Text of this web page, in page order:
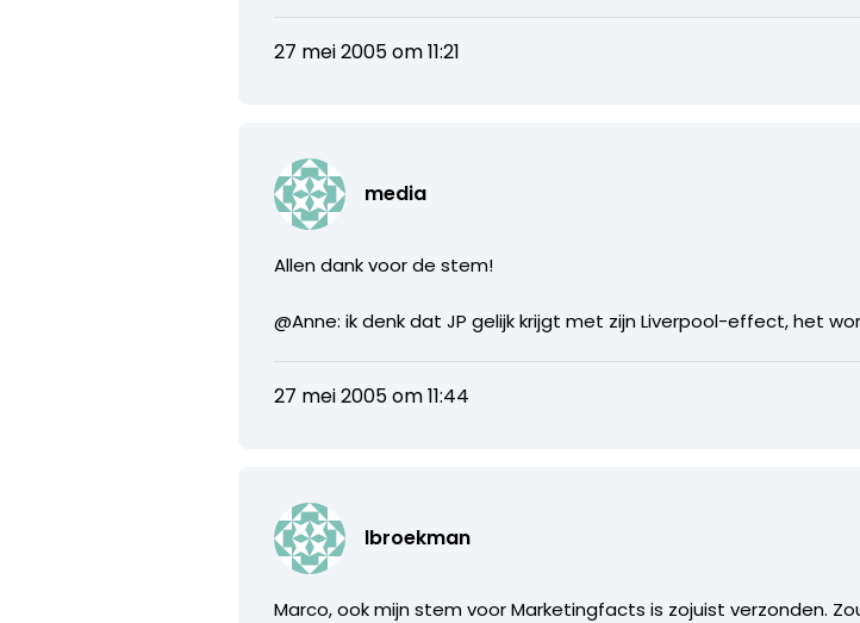
27 mei 2005 om 11:21
media
Allen dank voor de stem!
@Anne: ik denk dat JP gelijk krijgt met zijn Liverpool-effect, het
27 mei 2005 om 11:44
lbroekman
Marco, ook mijn stem voor Marketingfacts is zojuist verzonden.